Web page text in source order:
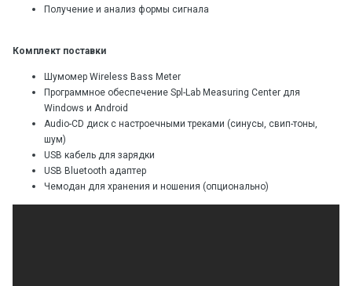
Получение и анализ формы сигнала
Комплект поставки
Шумомер Wireless Bass Meter
Программное обеспечение Spl-Lab Measuring Center для
Windows и Android
Audio-CD диск с настроечными треками (синусы, свип-тоны,
шум)
USB кабель для зарядки
USB Bluetooth адаптер
Чемодан для хранения и ношения (опционально)